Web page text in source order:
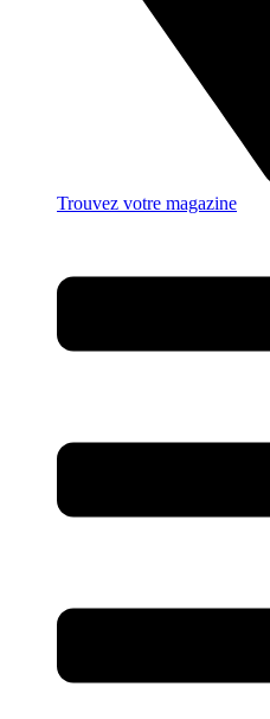
Trouvez votre magazine